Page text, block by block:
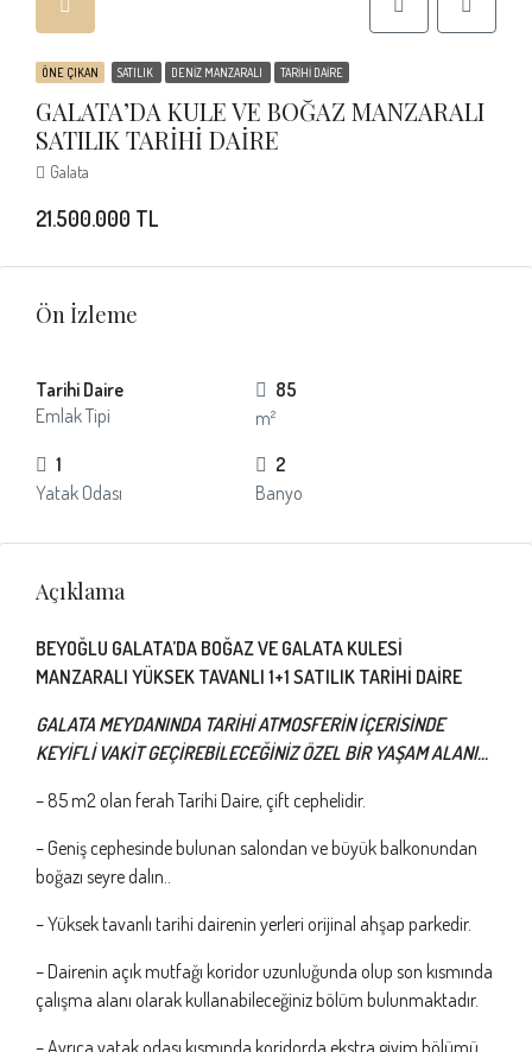
ÖNE ÇIKAN SATILIK DENIZ MANZARALI TARIHI DAIRE
GALATA’DA KULE VE BOĞAZ MANZARALI
SATILIK TARİHİ DAİRE
Galata
21.500.000 TL
Ön İzleme
Tarihi Daire
Emlak Tipi
85
m²
1
Yatak Odası
2
Banyo
Açıklama
BEYOĞLU GALATA’DA BOĞAZ VE GALATA KULESİ
MANZARALI YÜKSEK TAVANLI 1+1 SATILIK TARİHİ DAİRE
GALATA MEYDANINDA TARİHİ ATMOSFERİN İÇERİSİNDE
KEYİFLİ VAKİT GEÇİREBİLECEĞİNİZ ÖZEL BİR YAŞAM ALANI…
– 85 m2 olan ferah Tarihi Daire, çift cephelidir.
– Geniş cephesinde bulunan salondan ve büyük balkonundan
boğazı seyre dalın..
– Yüksek tavanlı tarihi dairenin yerleri orijinal ahşap parkedir.
– Dairenin açık mutfağı koridor uzunluğunda olup son kısmında
çalışma alanı olarak kullanabileceğiniz bölüm bulunmaktadır.
– Ayrıca yatak odası kısmında koridorda ekstra giyim bölümü